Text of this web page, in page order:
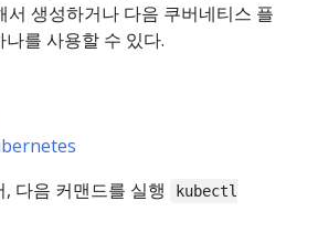
서 생성하거나 다음 쿠버네티스 플
를 사용할 수 있다.
다음 커맨드를 실행
kubectl